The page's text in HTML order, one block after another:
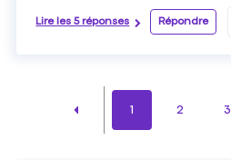
Lire les 5 réponses Répondre
1 2 3